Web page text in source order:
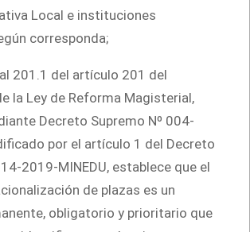
Local e instituciones
corresponda;
201.1 del artículo 201 del
la Ley de Reforma Magisterial,
Decreto Supremo Nº 004-
por el artículo 1 del Decreto
2019-MINEDU, establece que el
de plazas es un
obligatorio y prioritario que